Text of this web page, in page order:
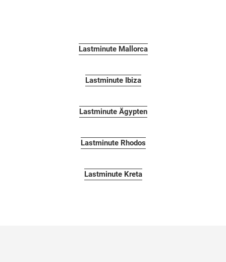
Lastminute Mallorca
Lastminute Ibiza
Lastminute Ägypten
Lastminute Rhodos
Lastminute Kreta